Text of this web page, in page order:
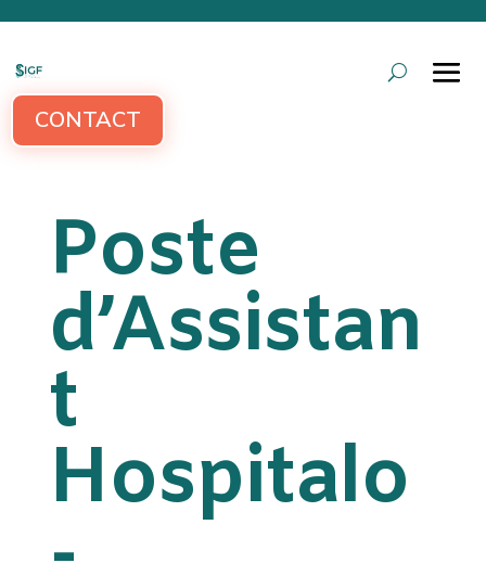
CONTACT
Poste
d’Assistan
t
Hospitalo